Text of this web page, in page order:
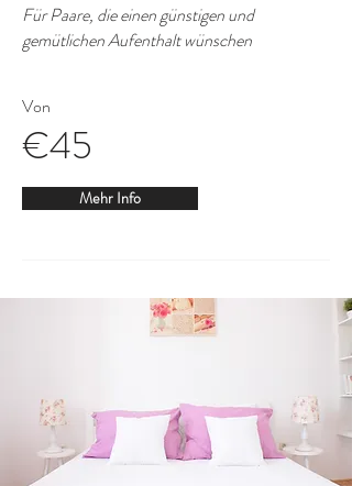
Für Paare, die einen günstigen und
gemütlichen Aufenthalt wünschen
Von
€45
Mehr Info